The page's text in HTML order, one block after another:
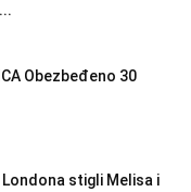
Obezbeđeno 30
Londona stigli Melisa i